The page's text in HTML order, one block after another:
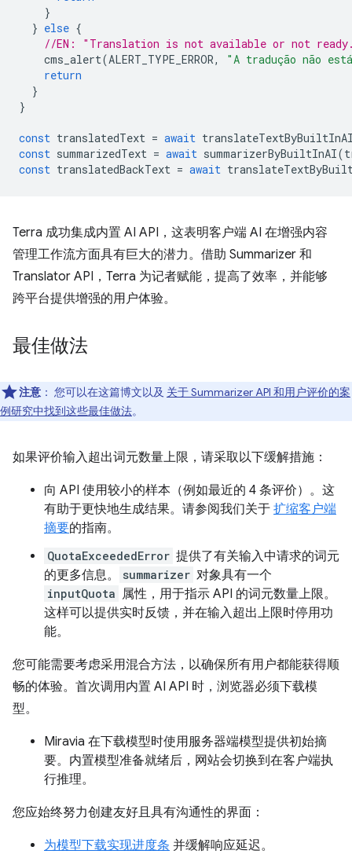
}
} else {
//EN: "Translation is not available or not
cms_alert(ALERT_TYPE_ERROR,
"A tradução não
return
}
}
const translatedText = await
const summarizedText = await summarizerByBuiltInAI(
const translatedBackText = await
Terra 成功集成内置 AI API，这表明客户端 AI 在增强内容
管理工作流方面具有巨大的潜力。借助 Summarizer 和
Translator API，Terra 为记者赋能，提高了效率，并能够
跨平台提供增强的用户体验。
最佳做法
注意 ： 您可以在这篇博文以及 关于 Summarizer API 和用户评价的案
例研究中找到这些最佳做法。
如果评价输入超出词元数量上限，请采取以下缓解措施：
向 API 使用较小的样本（例如最近的 4 条评价）。这
有助于更快地生成结果。请参阅我们关于 扩缩客户端
摘要的指南。
QuotaExceededError 提供了有关输入中请求的词元
的更多信息。
summarizer 对象具有一个
inputQuota 属性，用于指示 API 的词元数量上限。
这样可以提供实时反馈，并在输入超出上限时停用功
能。
您可能需要考虑采用混合方法，以确保所有用户都能获得顺
畅的体验。首次调用内置 AI API 时，浏览器必须下载模
型。
Miravia 在下载模型时使用服务器端模型提供初始摘
要。内置模型准备就绪后，网站会切换到在客户端执
行推理。
您应始终努力创建友好且具有沟通性的界面：
为模型下载实现进度条 并缓解响应延迟。